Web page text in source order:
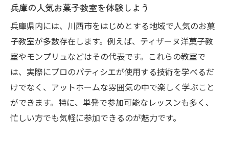
関心を広げる充実のカリキュラム
兵庫の焼き菓子教室でスイーツ作りを体験
焼き菓子教室で本格スイーツ体験
兵庫で人気の焼き菓子を習得
焼き菓子作りの基礎を学ぶ
プロの技を学べる焼き菓子教室
豊富なレシピで飽きないレッスン
兵庫の人気お菓子教室を体験しよう
兵庫県内には、川西市をはじめとする地域で人気のお菓
子教室が多数存在します。例えば、ティザーヌ洋菓子教
室やモンプリュなどはその代表です。これらの教室で
は、実際にプロのパティシエが使用する技術を学べるだ
けでなく、アットホームな雰囲気の中で楽しく学ぶこと
ができます。特に、単発で参加可能なレッスンも多く、
忙しい方でも気軽に参加できるのが魅力です。